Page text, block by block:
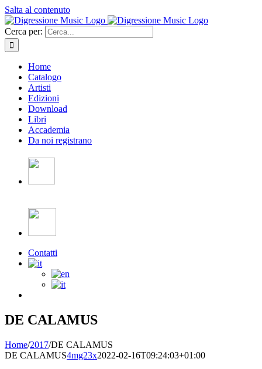
Salta al contenuto
Cerca per:
Home
Catalogo
Artisti
Edizioni
Download
Libri
Accademia
Da noi registrano
Contatti
DE CALAMUS
Home/2017/DE CALAMUS
DE CALAMUS4mg23x2022-02-16T09:24:03+01:00